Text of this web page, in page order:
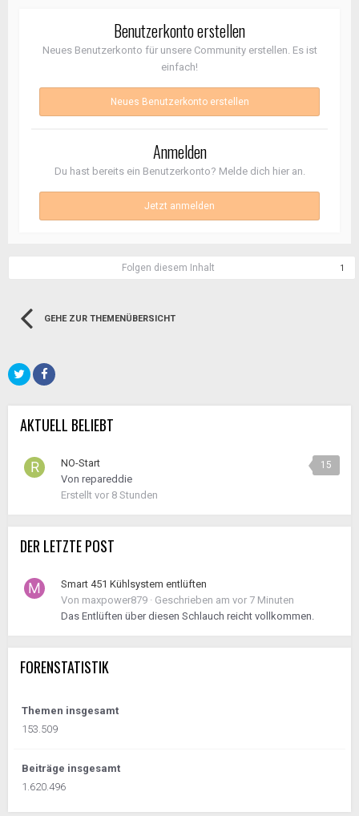
Benutzerkonto erstellen
Neues Benutzerkonto für unsere Community erstellen. Es ist
einfach!
Neues Benutzerkonto erstellen
Anmelden
Du hast bereits ein Benutzerkonto? Melde dich hier an.
Jetzt anmelden
Folgen diesem Inhalt 1
GEHE ZUR THEMENÜBERSICHT
AKTUELL BELIEBT
15
NO-Start
Von repareddie
Erstellt vor 8 Stunden
DER LETZTE POST
Smart 451 Kühlsystem entlüften
Von maxpower879 · Geschrieben am vor 7 Minuten
Das Entlüften über diesen Schlauch reicht vollkommen.
FORENSTATISTIK
Themen insgesamt
153.509
Beiträge insgesamt
1.620.496